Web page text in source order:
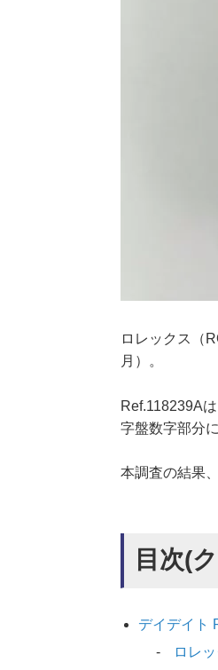
ロレックス（
月）。
Ref.118239A
字盤数字部分
本調査の結果
目次(
デイデイト
ロレ